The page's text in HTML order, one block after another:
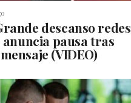
descanso redes
anuncia pausa tras
(VIDEO)